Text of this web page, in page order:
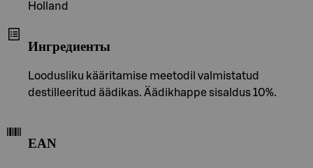
Holland
Ингредиенты
Loodusliku kääritamise meetodil valmistatud
destilleeritud äädikas. Äädikhappe sisaldus 10%.
EAN